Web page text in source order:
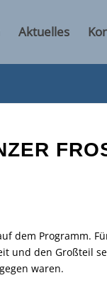
Aktuelles
dem Programm.
und den Großteil
waren.